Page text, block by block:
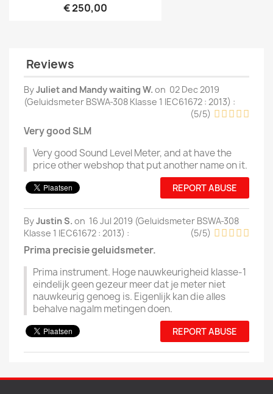
€ 250,00
Reviews
ByJuliet and Mandy waiting W. on 02 Dec 2019
(Geluidsmeter BSWA-308 Klasse 1 IEC61672 : 2013) :
(5/5)
Very good SLM
Very good Sound Level Meter, and at have the
price other webshop that put another name on it.
REPORT ABUSE
ByJustin S. on 16 Jul 2019 (Geluidsmeter BSWA-308
Klasse 1 IEC61672 : 2013) : (5/5)
Prima precisie geluidsmeter.
Prima instrument. Hoge nauwkeurigheid klasse-1
eindelijk geen gezeur meer dat je meter niet
nauwkeurig genoeg is. Eigenlijk kan die alles
behalve nagalm metingen doen.
REPORT ABUSE